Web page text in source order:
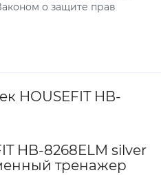
о защите прав
HOUSEFIT HB-
HB-8268ELM silver
тренажер